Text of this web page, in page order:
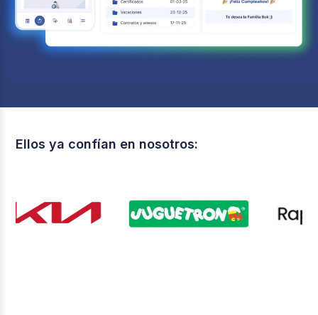
Ellos ya confían en nosotros: